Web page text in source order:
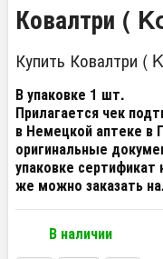
Ковалтри (
Купить Ковалтри (
В упаковке 1 шт.
Прилагается чек
в Немецкой аптеке в
оригинальные
упаковке
же можно заказать
В наличии